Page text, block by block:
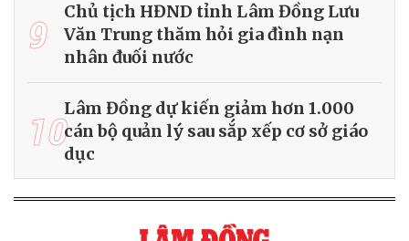
9
Chủ tịch HĐND tỉnh Lâm Đồng Lưu
Văn Trung thăm hỏi gia đình nạn
nhân đuối nước
10Lâm Đồng dự kiến giảm hơn 1.000
cán bộ quản lý sau sắp xếp cơ sở giáo
dục